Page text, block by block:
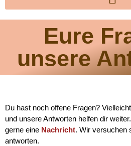
Eure
unsere
Du hast noch offene Fragen?
und unsere Antworten helfen dir
gerne eine Nachricht. Wir versuchen
antworten.